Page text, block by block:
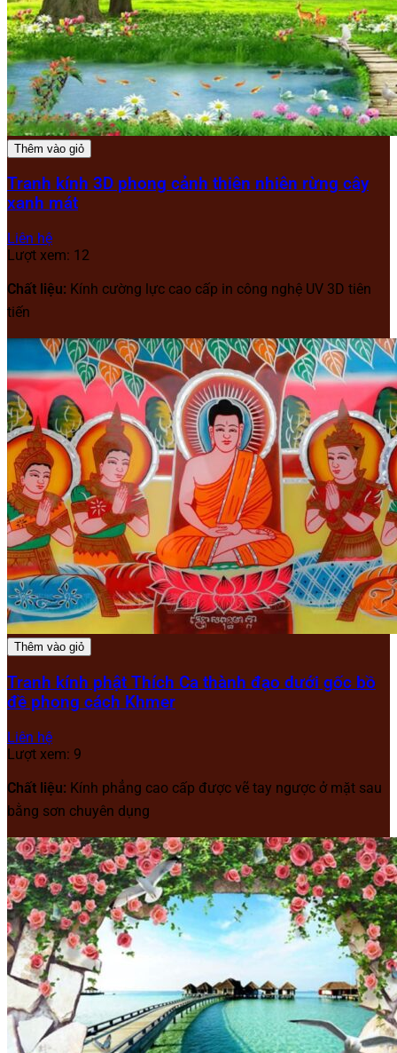
Thêm vào giỏ
Tranh kính 3D phong cảnh thiên nhiên rừng cây
xanh mát
Liên hệ
Lượt xem: 12
Chất liệu: Kính cường lực cao cấp in công nghệ UV 3D tiên
tiến
Thêm vào giỏ
Tranh kính phật Thích Ca thành đạo dưới gốc bồ
đề phong cách Khmer
Liên hệ
Lượt xem: 9
Chất liệu: Kính phẳng cao cấp được vẽ tay ngược ở mặt sau
bằng sơn chuyên dụng